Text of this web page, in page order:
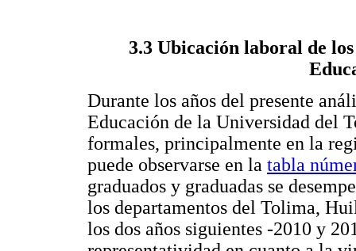
3.3 Ubicación laboral de
Durante los años del presente
Educación de la Universidad del
formales, principalmente en la
puede observarse en la tabla
graduados y graduadas se
los departamentos del Tolima,
los dos años siguientes -2010 y